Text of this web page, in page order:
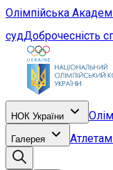
Олімпійська
судДоброчесність
НОК України
Галерея Атлетам